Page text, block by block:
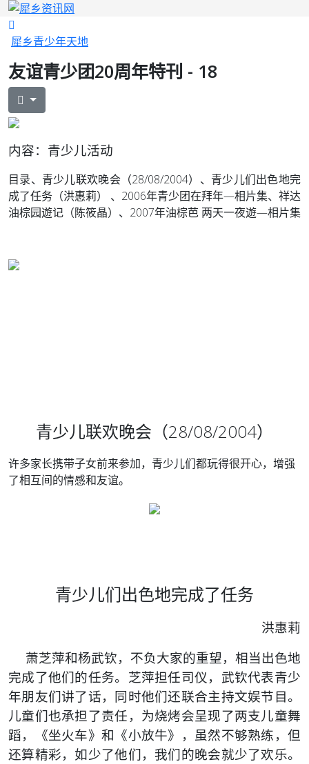
犀乡青少年天地
友谊青少团20周年特刊 - 18
内容：青少儿活动
目录、青少儿联欢晚会（28/08/2004）、青少儿们出色地完
成了任务 （洪惠莉） 、2006年青少团在拜年—相片集、祥达
油棕园遊记（陈筱晶）、2007年油棕芭 两天一夜遊—相片集
青少儿联欢晚会（28/08/2004）
许多家长携带子女前来参加，青少儿们都玩得很开心，增强
了相互间的情感和友谊。
青少儿们出色地完成了任务
洪惠莉
萧芝萍和杨武钦，不负大家的重望，相当出色地
完成了他们的任务。芝萍担任司仪，武钦代表青少
年朋友们讲了话，同时他们还联合主持文娱节目。
儿童们也承担了责任，为烧烤会呈现了两支儿童舞
蹈，《坐火车》和《小放牛》，虽然不够熟练，但
还算精彩，如少了他们，我们的晚会就少了欢乐。